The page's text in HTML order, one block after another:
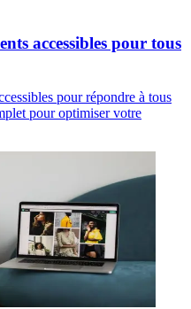
accessibles pour tous
pour répondre à tous
pour optimiser votre